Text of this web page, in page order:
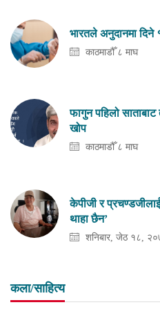
भारतले अनुदानमा दिने
काठमाडौँ ८ माघ
फागुन पहिलो
खोप
काठमाडौँ ८ माघ
केपीजी र
थाहा छैन’
शनिबार, जेठ १८,
कला/साहित्य